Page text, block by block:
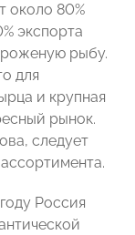
около 80%
экспорта
рыбу.
для
и крупная
рынок.
следует
Россия